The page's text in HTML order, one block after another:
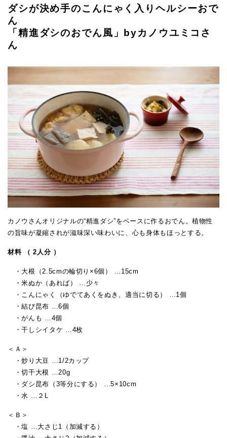
ダシが決め手のこんにゃく入りヘルシーおで
ん
「精進ダシのおでん風」byカノウユミコさ
ん
カノウさんオリジナルの“精進ダシ”をベースに作るおでん。植物性
の旨味が凝縮されが滋味深い味わいに、心も身体もほっとする。
材料 （ 2人分 ）
・大根（2.5cmの輪切り×6個） …15cm
・米ぬか（あれば） …少々
・こんにゃく（ゆでてあくをぬき、適当に切る） …1個
・結び昆布 …6個
・がんも …4個
・干しシイタケ …4枚
＜Ａ＞
・炒り大豆 …1/2カップ
・切干大根 …20g
・ダシ昆布（3等分にする） …5×10cm
・水 …２L
＜Ｂ＞
・塩 …大さじ1（加減する）